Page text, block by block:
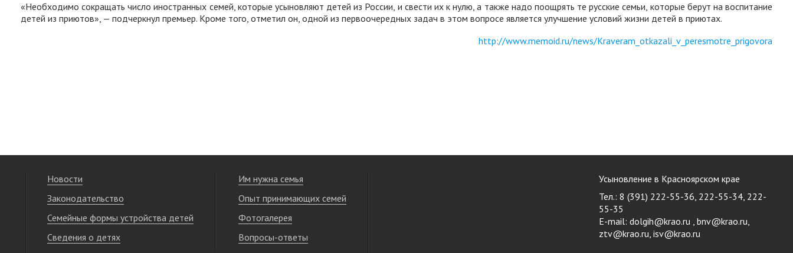
«Необходимо сокращать число иностранных семей, которые усыновляют детей из России, и свести их к нулю, а также надо поощрять те русские семьи, которые берут на воспитание
детей из приютов», — подчеркнул премьер. Кроме того, отметил он, одной из первоочередных задач в этом вопросе является улучшение условий жизни детей в приютах.
http://www.memoid.ru/news/Kraveram_otkazali_v_peresmotre_prigovora
Новости
Законодательство
Семейные формы устройства детей
Сведения о детях
Им нужна семья
Опыт принимающих семей
Фотогалерея
Вопросы-ответы
Усыновление в Красноярском крае
Тел.: 8 (391) 222-55-36, 222-55-34, 222-
55-35
E-mail: dolgih@krao.ru , bnv@krao.ru,
ztv@krao.ru, isv@krao.ru